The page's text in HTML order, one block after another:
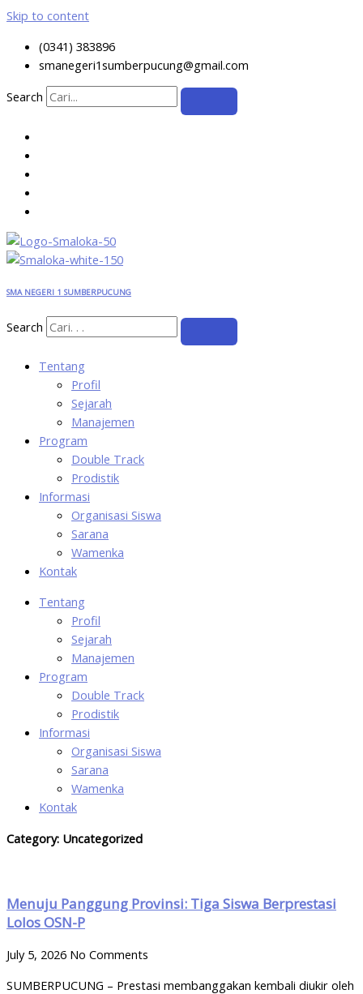
Skip to content
(0341) 383896
smanegeri1sumberpucung@gmail.com
Search
SMA NEGERI 1 SUMBERPUCUNG
Search
Tentang
Profil
Sejarah
Manajemen
Program
Double Track
Prodistik
Informasi
Organisasi Siswa
Sarana
Wamenka
Kontak
Tentang
Profil
Sejarah
Manajemen
Program
Double Track
Prodistik
Informasi
Organisasi Siswa
Sarana
Wamenka
Kontak
Category: Uncategorized
Menuju Panggung Provinsi: Tiga Siswa Berprestasi
Lolos OSN-P
July 5, 2026 No Comments
SUMBERPUCUNG – Prestasi membanggakan kembali diukir oleh